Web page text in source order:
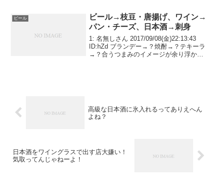
店だけど
ビール
ビール→枝豆・唐揚げ、ワイン→
パン・チーズ、日本酒→刺身
1: 名無しさん 2017/09/08(金)22:13:43
ID:hZd ブランデー→？焼酎→？テキーラ
→？合うつまみのイメージが余り浮かば
高級な日本酒に氷入れるってありえへん
よね？
日本酒をワイングラスで出す店大嫌い！
気取ってんじゃねーよ！